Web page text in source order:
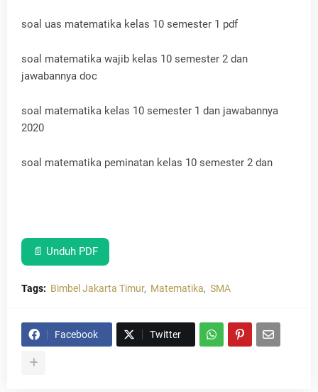
soal uas matematika kelas 10 semester 1 pdf
soal matematika wajib kelas 10 semester 2 dan
jawabannya doc
soal matematika kelas 10 semester 1 dan jawabannya
2020
soal matematika peminatan kelas 10 semester 2 dan
📄 Unduh PDF
Tags: Bimbel Jakarta Timur Matematika SMA
Facebook Twitter